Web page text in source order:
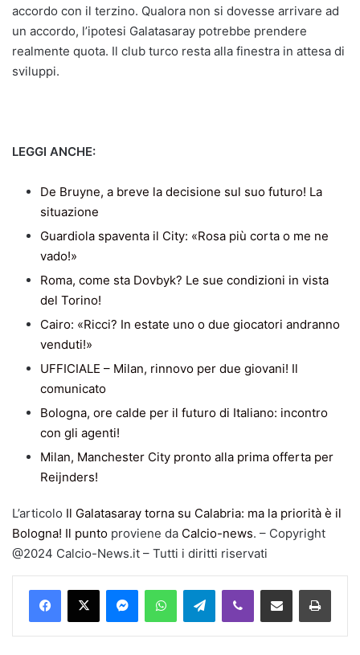
accordo con il terzino. Qualora non si dovesse arrivare ad
un accordo, l’ipotesi Galatasaray potrebbe prendere
realmente quota. Il club turco resta alla finestra in attesa di
sviluppi.
LEGGI ANCHE:
De Bruyne, a breve la decisione sul suo futuro! La
situazione
Guardiola spaventa il City: «Rosa più corta o me ne
vado!»
Roma, come sta Dovbyk? Le sue condizioni in vista
del Torino!
Cairo: «Ricci? In estate uno o due giocatori andranno
venduti!»
UFFICIALE – Milan, rinnovo per due giovani! Il
comunicato
Bologna, ore calde per il futuro di Italiano: incontro
con gli agenti!
Milan, Manchester City pronto alla prima offerta per
Reijnders!
L’articolo Il Galatasaray torna su Calabria: ma la priorità è il
Bologna! Il punto proviene da Calcio-news. – Copyright
@2024 Calcio-News.it – Tutti i diritti riservati
Telegram